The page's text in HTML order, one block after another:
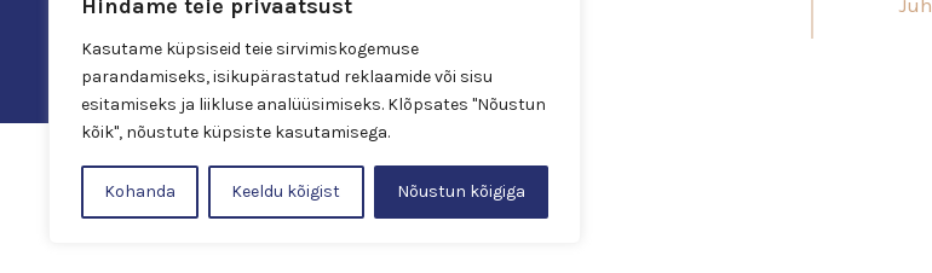
Hindame teie privaatsust
Kasutame küpsiseid teie sirvimiskogemuse
parandamiseks, isikupärastatud reklaamide või sisu
esitamiseks ja liikluse analüüsimiseks. Klõpsates "Nõustun
kõik", nõustute küpsiste kasutamisega.
Kohanda Keeldu kõigist Nõustun kõigiga